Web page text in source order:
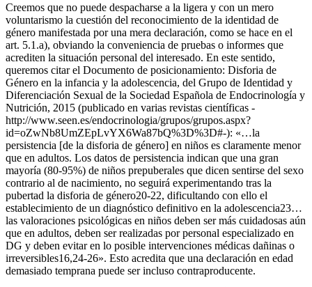
Creemos que no puede despacharse a la ligera y con un mero
voluntarismo la cuestión del reconocimiento de la identidad de
género manifestada por una mera declaración, como se hace en el
art. 5.1.a), obviando la conveniencia de pruebas o informes que
acrediten la situación personal del interesado. En este sentido,
queremos citar el Documento de posicionamiento: Disforia de
Género en la infancia y la adolescencia, del Grupo de Identidad y
Diferenciación Sexual de la Sociedad Española de Endocrinología y
Nutrición, 2015 (publicado en varias revistas científicas -
http://www.seen.es/endocrinologia/grupos/grupos.aspx?
id=oZwNb8UmZEpLvYX6Wa87bQ%3D%3D#-): «…la
persistencia [de la disforia de género] en niños es claramente menor
que en adultos. Los datos de persistencia indican que una gran
mayoría (80-95%) de niños prepuberales que dicen sentirse del sexo
contrario al de nacimiento, no seguirá experimentando tras la
pubertad la disforia de género20-22, dificultando con ello el
establecimiento de un diagnóstico definitivo en la adolescencia23…
las valoraciones psicológicas en niños deben ser más cuidadosas aún
que en adultos, deben ser realizadas por personal especializado en
DG y deben evitar en lo posible intervenciones médicas dañinas o
irreversibles16,24-26». Esto acredita que una declaración en edad
demasiado temprana puede ser incluso contraproducente.